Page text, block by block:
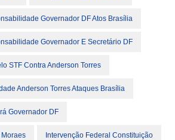
Governador DF Atos Brasília
Governador E Secretário DF
STF Contra Anderson Torres
Anderson Torres Ataques Brasília
Governador DF
Intervenção Federal Constituição